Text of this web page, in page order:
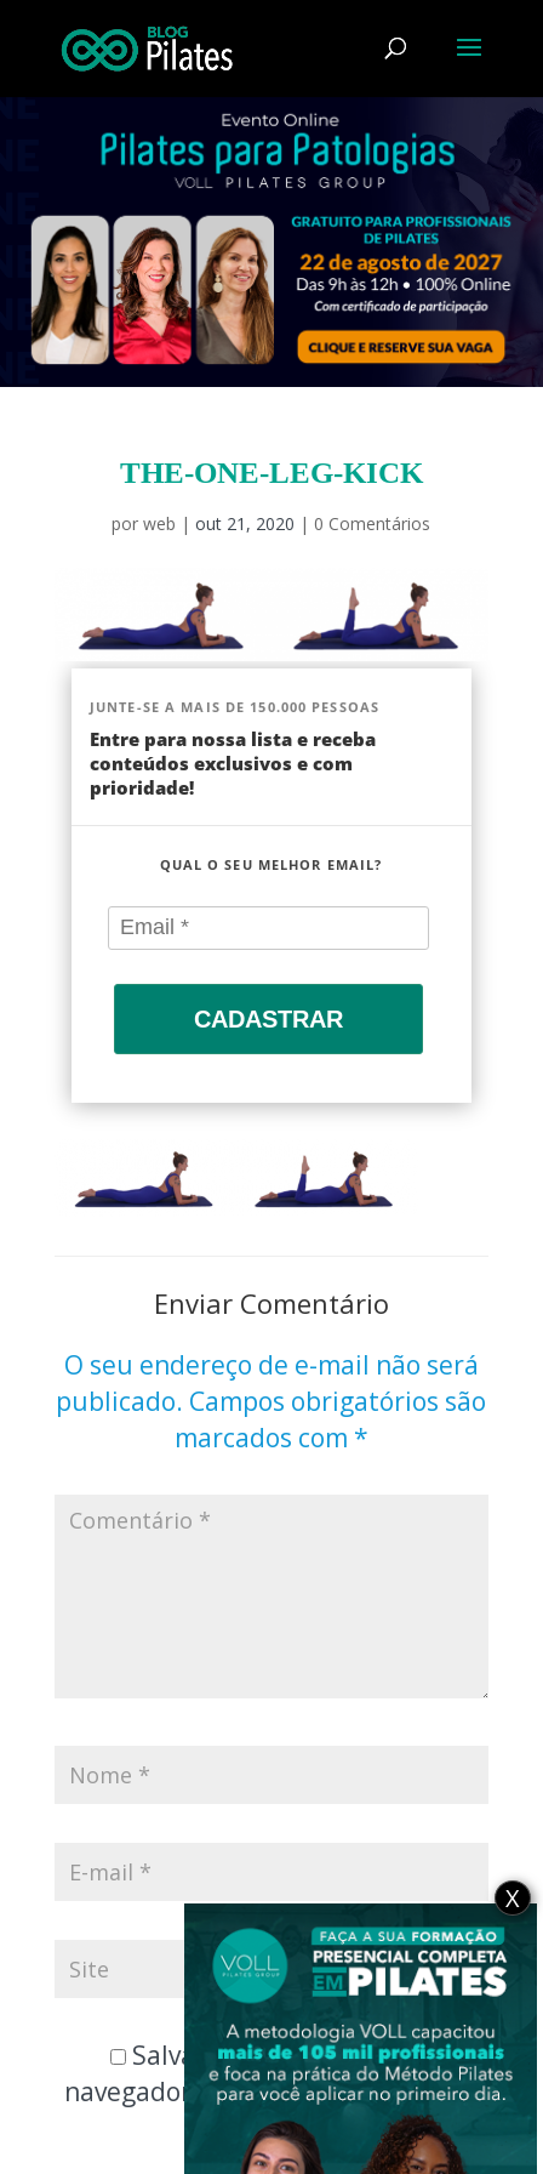
THE-ONE-LEG-KICK
porweb |out 21, 2020 | 0 Comentários
JUNTE-SE A MAIS DE 150.000 PESSOAS
Entre para nossa lista e receba
conteúdos exclusivos e com
prioridade!
QUAL O SEU MELHOR EMAIL?
CADASTRAR
Enviar Comentário
O seu endereço de e-mail não será
publicado. Campos obrigatórios são
marcados com *
Salvar meus dados neste
navegador para a próxima vez que
eu comentar.
X